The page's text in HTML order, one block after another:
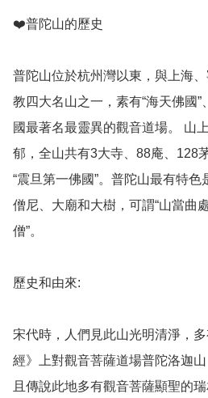
❤️普陀山的歷史
普陀山位於杭州灣以東，與上海
教四大名山之一，素有“海天佛國”
國最著名最靈異的觀音道場。 山
郁，全山共有3大寺、88庵、128
“震旦第一佛國”。普陀山最有特色
僧尼、大廟和大樹，可謂“山當曲
僧”。
歷史和由來:
宋代時，人們見此山光明清淨，
經》上對觀音菩薩道場普陀洛迦
且傳說此地多有觀音菩薩顯聖的